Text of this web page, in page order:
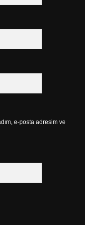
e-posta adresim ve